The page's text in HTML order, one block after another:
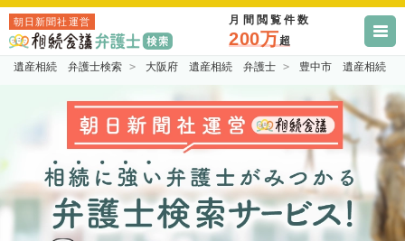
朝日新聞社運営 月間閲覧件数
200万超
遺産相続 弁護士検索 大阪府 遺産相続 弁護士 豊中市 遺産相続